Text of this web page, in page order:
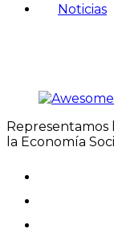
Noticias
Representamos
la Economía